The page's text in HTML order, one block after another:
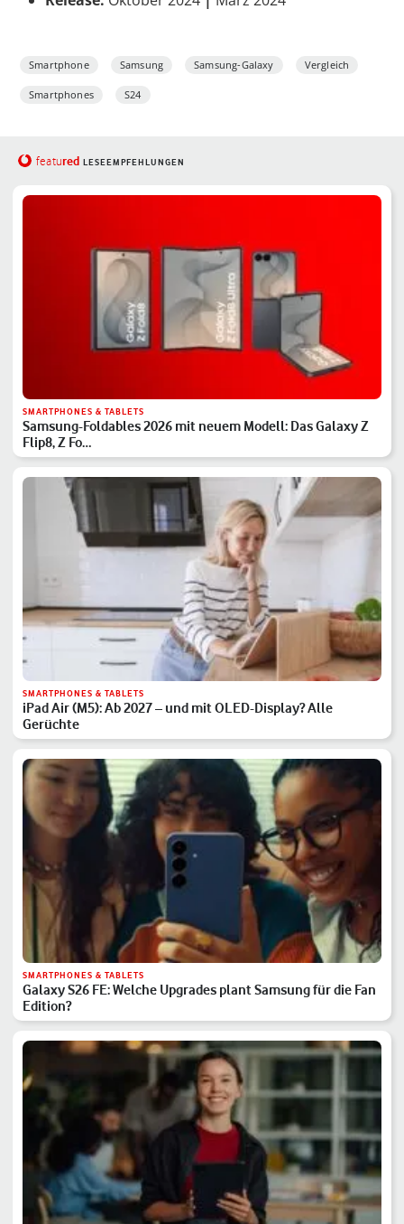
Smartphone Samsung Samsung-Galaxy Vergleich
Smartphones S24
featured LESEEMPFEHLUNGEN
SMARTPHONES & TABLETS
Samsung-Foldables 2026 mit neuem Modell: Das Galaxy Z
Flip8, Z Fo…
SMARTPHONES & TABLETS
iPad Air (M5): Ab 2027 – und mit OLED-Display? Alle
Gerüchte
SMARTPHONES & TABLETS
Galaxy S26 FE: Welche Upgrades plant Samsung für die Fan
Edition?